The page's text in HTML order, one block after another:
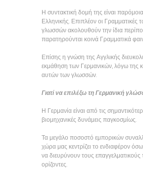
Η συντακτική δομή της είναι
Ελληνικής. Επιπλέον οι Γραμματικές
γλωσσών ακολουθούν την ίδια
παρατηρούνται κοινά Γραμματικά
Επίσης η γνώση της Αγγλικής
εκμάθηση των Γερμανικών, λόγω της
αυτών των γλωσσών.
Γιατί να επιλέξω τη Γερμανική
Η Γερμανία είναι από τις
βιομηχανικές δυνάμεις παγκοσμίως.
Τα μεγάλο ποσοστό εμπορικών
χώρα μας κεντρίζει το ενδιαφέρον
να διευρύνουν τους επαγγελματικούς
ορίζοντες.